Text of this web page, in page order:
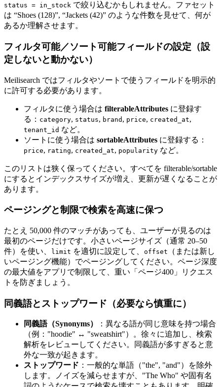
status = in_stock で絞り込むかもしれません。ファセット
は “Shoes (128)”, “Jackets (42)” のような件数を見せて、何が
あるか理解させます。
フィルタ可能／ソート可能フィールドの設定（設
定しないと動かない）
Meilisearch ではフィルタやソートで使うフィールドを明示的
に許可する必要があります。
フィルタに使う場合は filterableAttributes に登録す
る： category, status, brand , price, created_at,
tenant_id など。
ソートに使う場合は sortableAttributes に登録する：
price, rating, created_at, popularity など。
このリストは狭く保ってください。すべてを filterable/sortable
にするとインデックスサイズが増え、更新が遅くなることが
あります。
ページングと制限で検索を高速に保つ
たとえ 50,000 件のマッチがあっても、ユーザーが見るのは
最初のページだけです。小さいページサイズ（通常 20–50
件）を使い、
limit を適切に設定して、 offset
（または新し
いページング機能）でページングしてください。ページ深度
の最大値をアプリで制限して、重い「ページ400」リクエス
トを防ぎましょう。
同義語とストップワード（必要なら慎重に）
同義語（Synonyms）
：異なる語が同じ意味を持つ場合
（例："hoodie" ↔ "sweatshirt"）。徐々に追加し、検索
解析をレビューしてください。同義語が多すぎると意
外な一致が起きます。
ストップワード ：一般的な単語（"the", "and"）を除外
します。ノイズを減らせますが、"The Who" や固有名